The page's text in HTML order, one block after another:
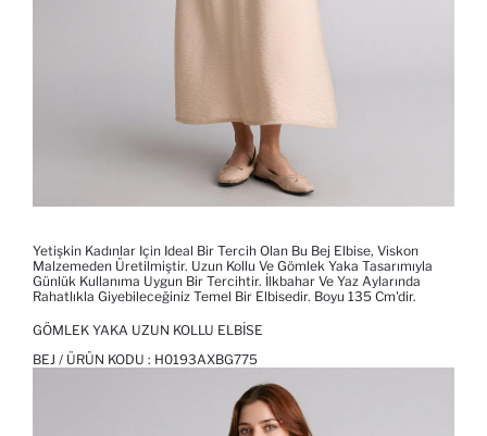
Yetişkin Kadınlar Için Ideal Bir Tercih Olan Bu Bej Elbise, Viskon
Malzemeden Üretilmiştir. Uzun Kollu Ve Gömlek Yaka Tasarımıyla
Günlük Kullanıma Uygun Bir Tercihtir. İlkbahar Ve Yaz Aylarında
Rahatlıkla Giyebileceğiniz Temel Bir Elbisedir. Boyu 135 Cm'dir.
GÖMLEK YAKA UZUN KOLLU ELBISE
BEJ / ÜRÜN KODU : H0193AXBG775